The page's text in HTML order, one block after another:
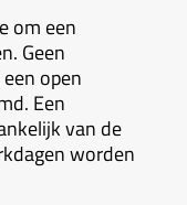
om een
Geen
open
Een
van de
worden